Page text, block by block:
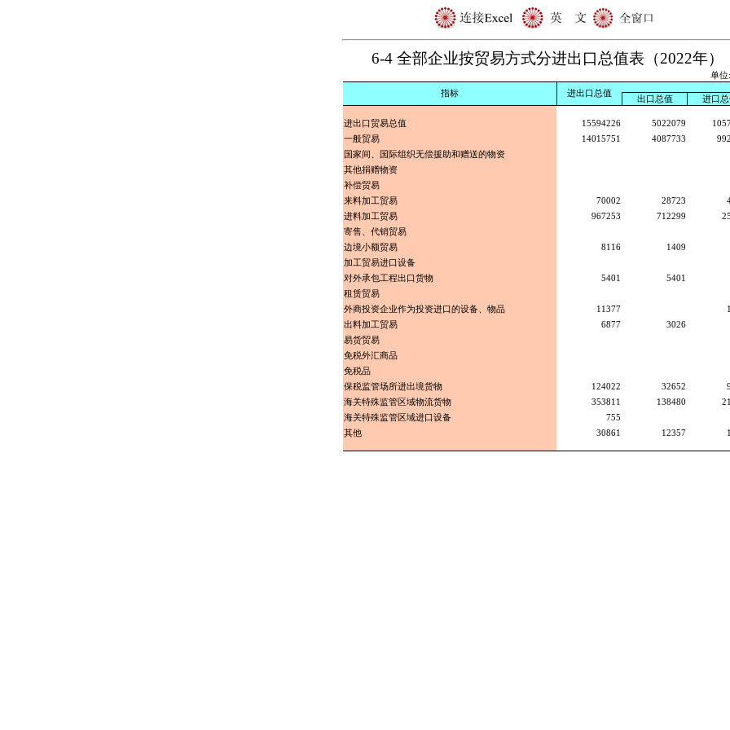
6-4 全部企业按贸易方式分进出口总值表（2022年）
单位
指标
进出口总值
出口总值 进口
进出口贸易总值 15594226 5022079
一般贸易
14015751 4087733
国家间、国际组织无偿援助和赠送的物资
其他捐赠物资
补偿贸易
来料加工贸易
70002 28723
进料加工贸易
967253 712299
寄售、代销贸易
边境小额贸易
8116 1409
加工贸易进口设备
对外承包工程出口货物
5401
5401
租赁贸易
外商投资企业作为投资进口的设备、物品
11377
出料加工贸易
6877 3026
易货贸易
免税外汇商品
免税品
保税监管场所进出境货物
124022 32652
海关特殊监管区域物流货物
353811 138480
海关特殊监管区域进口设备
755
其他
30861 12357